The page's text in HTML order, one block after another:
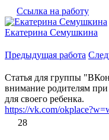
Ссылка на работу
Екатерина Семушкина
Предыдущая работа
Статья для группы
внимание родителям при
для своего ребенка.
https://vk.com/
28